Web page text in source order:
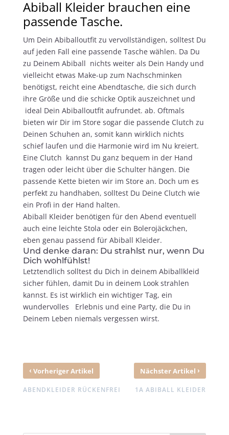
Abiball Kleider brauchen eine
passende Tasche.
Um Dein Abiballoutfit zu vervollständigen, solltest Du
auf jeden Fall eine passende Tasche wählen. Da Du
zu Deinem Abiball nichts weiter als Dein Handy und
vielleicht etwas Make-up zum Nachschminken
benötigst, reicht eine Abendtasche, die sich durch
ihre Größe und die schicke Optik auszeichnet und
ideal Dein Abiballoutfit aufrundet. ab. Oftmals
bieten wir Dir im Store sogar die passende Clutch zu
Deinen Schuhen an, somit kann wirklich nichts
schief laufen und die Harmonie wird im Nu kreiert.
Eine Clutch kannst Du ganz bequem in der Hand
tragen oder leicht über die Schulter hängen. Die
passende Kette bieten wir im Store an. Doch um es
perfekt zu handhaben, solltest Du Deine Clutch wie
ein Profi in der Hand halten.
Abiball Kleider benötigen für den Abend eventuell
auch eine leichte Stola oder ein Bolerojäckchen,
eben genau passend für Abiball Kleider.
Und denke daran: Du strahlst nur, wenn Du
Dich wohlfühlst!
Letztendlich solltest du Dich in deinem Abiballkleid
sicher fühlen, damit Du in deinem Look strahlen
kannst. Es ist wirklich ein wichtiger Tag, ein
wundervolles Erlebnis und eine Party, die Du in
Deinem Leben niemals vergessen wirst.
‹ Vorheriger Artikel
ABENDKLEIDER RÜCKENFREI
Nächster Artikel ›
1A ABIBALL KLEIDER